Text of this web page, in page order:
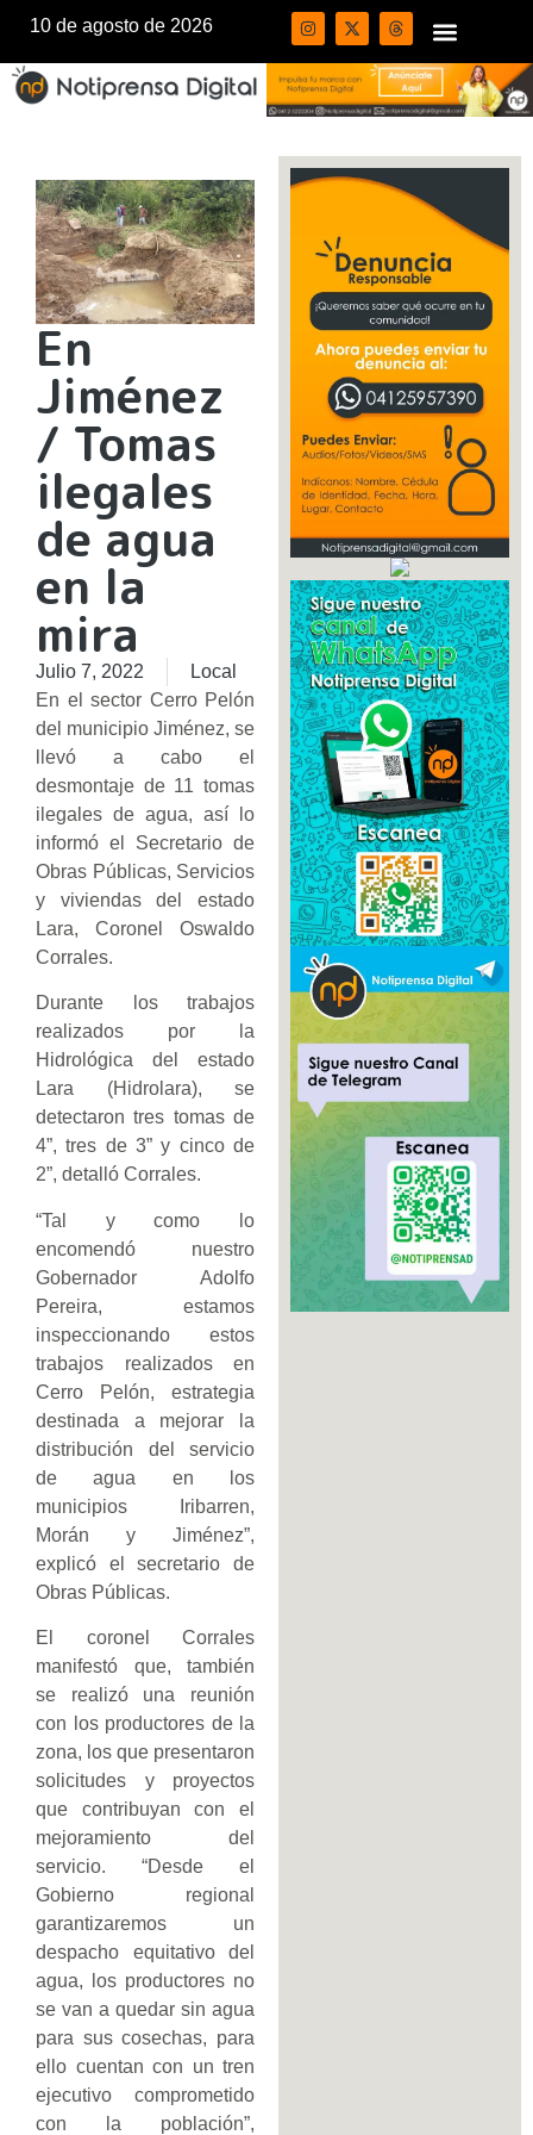
10 de agosto de 2026
En
Jiménez
/ Tomas
ilegales
de agua
en la
mira
Julio 7, 2022
Local
En el sector Cerro Pelón
del municipio Jiménez, se
llevó a cabo el
desmontaje de 11 tomas
ilegales de agua, así lo
informó el Secretario de
Obras Públicas, Servicios
y viviendas del estado
Lara, Coronel Oswaldo
Corrales.
Durante los trabajos
realizados por la
Hidrológica del estado
Lara (Hidrolara), se
detectaron tres tomas de
4”, tres de 3” y cinco de
2”, detalló Corrales.
“Tal y como lo
encomendó nuestro
Gobernador Adolfo
Pereira, estamos
inspeccionando estos
trabajos realizados en
Cerro Pelón, estrategia
destinada a mejorar la
distribución del servicio
de agua en los
municipios Iribarren,
Morán y Jiménez”,
explicó el secretario de
Obras Públicas.
El coronel Corrales
manifestó que, también
se realizó una reunión
con los productores de la
zona, los que presentaron
solicitudes y proyectos
que contribuyan con el
mejoramiento del
servicio. “Desde el
Gobierno regional
garantizaremos un
despacho equitativo del
agua, los productores no
se van a quedar sin agua
para sus cosechas, para
ello cuentan con un tren
ejecutivo comprometido
con la población”,